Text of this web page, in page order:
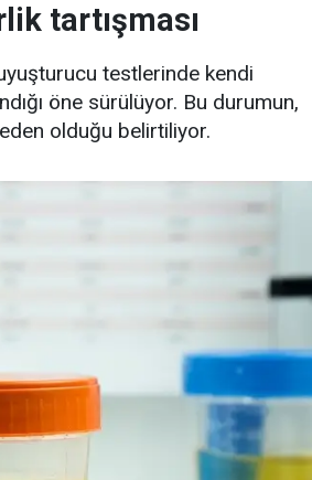
tartışması
testlerinde kendi
öne sürülüyor. Bu durumun,
olduğu belirtiliyor.